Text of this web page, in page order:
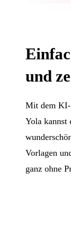
und
Mit dem KI-
Yola kannst
Vorlagen
ganz ohne